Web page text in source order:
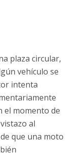
plaza circular,
vehículo se
intenta
el momento de
al
que una moto